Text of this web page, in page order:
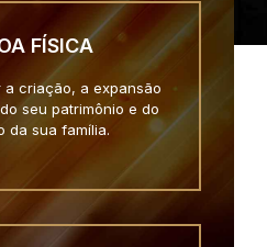
FÍSICA
a criação, a expansão
seu patrimônio e do
da sua família.